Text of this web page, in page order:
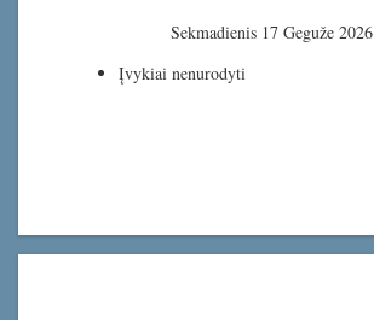
Sekmadienis 17 Geguže 2026
Įvykiai nenurodyti